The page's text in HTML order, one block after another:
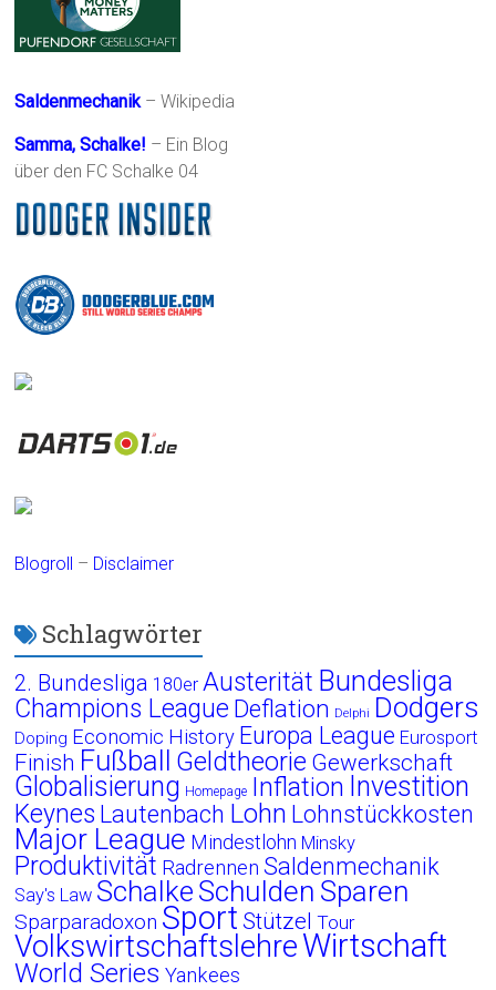
Saldenmechanik– Wikipedia
Samma, Schalke! – Ein Blog
über den FC Schalke 04
Blogroll – Disclaimer
Schlagwörter
2. Bundesliga 180er Austerität Bundesliga
Champions League Deflation Delphi Dodgers
Doping Economic History Europa League Eurosport
Finish Fußball Geldtheorie Gewerkschaft
Globalisierung Homepage Inflation Investition
Keynes Lautenbach Lohn Lohnstückkosten
Major League Mindestlohn Minsky
Produktivität Radrennen Saldenmechanik
Say's Law Schalke Schulden Sparen
Sparparadoxon Sport Stützel Tour
VolkswirtschaftslehreWirtschaft
World Series Yankees